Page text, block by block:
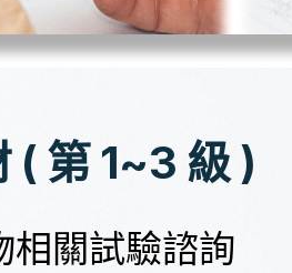
( 第 1~3 級 )
相關試驗諮詢